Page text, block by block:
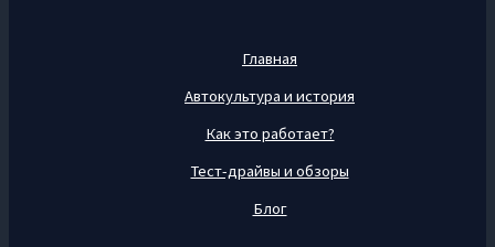
Главная
Автокультура и история
Как это работает?
Тест-драйвы и обзоры
Блог